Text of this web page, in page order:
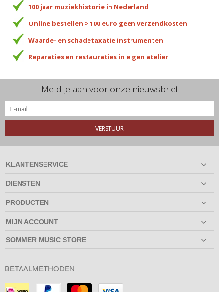
100 jaar muziekhistorie in Nederland
Online bestellen > 100 euro geen verzendkosten
Waarde- en schadetaxatie instrumenten
Reparaties en restauraties in eigen atelier
Meld je aan voor onze nieuwsbrief
VERSTUUR
KLANTENSERVICE
DIENSTEN
PRODUCTEN
MIJN ACCOUNT
SOMMER MUSIC STORE
BETAALMETHODEN